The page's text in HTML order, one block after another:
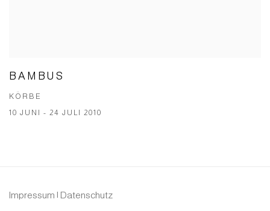
BAMBUS
KÖRBE
10 JUNI - 24 JULI 2010
Impressum | Datenschutz